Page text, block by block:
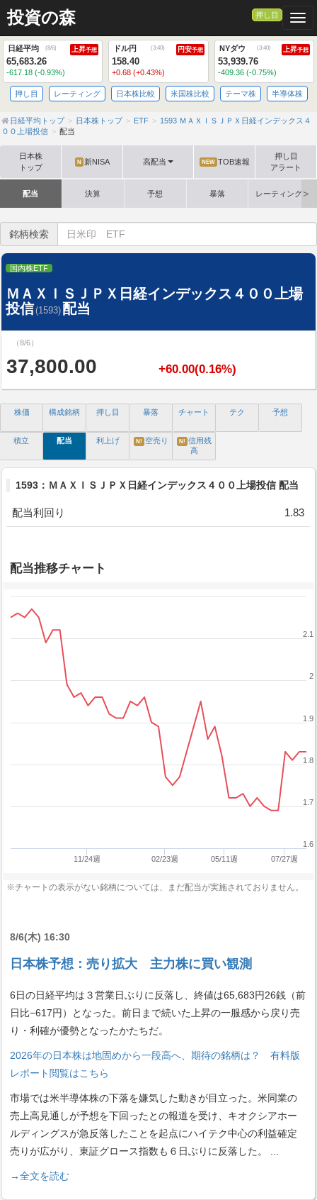
投資の森 押し目
日経平均 (8/6) 上昇予想
65,683.26
-617.18 (-0.93%)
ドル円 (3:40) 円安予想
158.40
+0.68 (+0.43%)
NYダウ (3:40) 上昇予想
53,939.76
-409.36 (-0.75%)
押し目 レーティング 日本株比較 米国株比較 テーマ株 半導体株
日経平均トップ 日本株トップ ETF
1593 ＭＡＸＩＳＪＰＸ日経インデックス４
００上場投信
配当
日本株
トップ
N 新NISA 高配当 NEW TOB速報
押し目
アラート
配当 決算 予想 暴落 レーティング格
銘柄検索
国内株ETF
ＭＡＸＩＳＪＰＸ日経インデックス４００上場
投信(1593) 配当
（8/6）
37,800.00 +60.00(0.16%)
株価 構成銘柄 押し目 暴落 チャート テク 予想
積立 配当 利上げ N! 空売り N! 信用残
高
1593：ＭＡＸＩＳＪＰＸ日経インデックス４００上場投信 配当
配当利回り 1.83
配当推移チャート
11/24週 02/23週 05/11週 07/27週
1.6
1.7
1.8
1.9
2
2.1
※チャートの表示がない銘柄については、まだ配当が実施されておりません。
8/6(木) 16:30
日本株予想：売り拡大 主力株に買い観測
6日の日経平均は３営業日ぶりに反落し、終値は65,683円26銭（前
日比−617円）となった。前日まで続いた上昇の一服感から戻り売
り・利確が優勢となったかたちだ。
2026年の日本株は地固めから一段高へ、期待の銘柄は？ 有料版
レポート閲覧はこちら
市場では米半導体株の下落を嫌気した動きが目立った。米同業の
売上高見通しが予想を下回ったとの報道を受け、キオクシアホー
ルディングスが急反落したことを起点にハイテク中心の利益確定
売りが広がり、東証グロース指数も６日ぶりに反落した。
→全文を読む